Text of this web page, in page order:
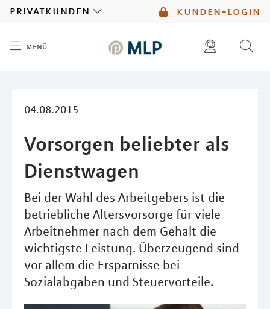
kunden-login
privatkunden
menü
04.08.2015
Vorsorgen beliebter als
Dienstwagen
Bei der Wahl des Arbeitgebers ist die
betriebliche Altersvorsorge für viele
Arbeitnehmer nach dem Gehalt die
wichtigste Leistung. Überzeugend sind
vor allem die Ersparnisse bei
Sozialabgaben und Steuervorteile.